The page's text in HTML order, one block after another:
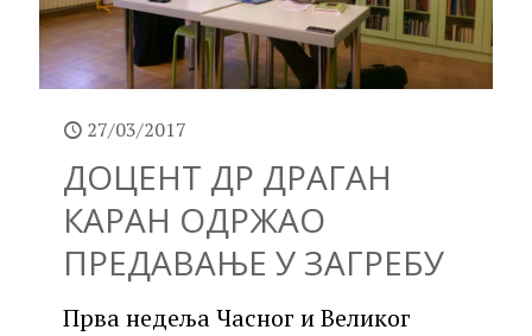
27/03/2017
ДОЦЕНТ ДР ДРАГАН
КАРАН ОДРЖАО
ПРЕДАВАЊЕ У ЗАГРЕБУ
Прва недеља Часног и Великог